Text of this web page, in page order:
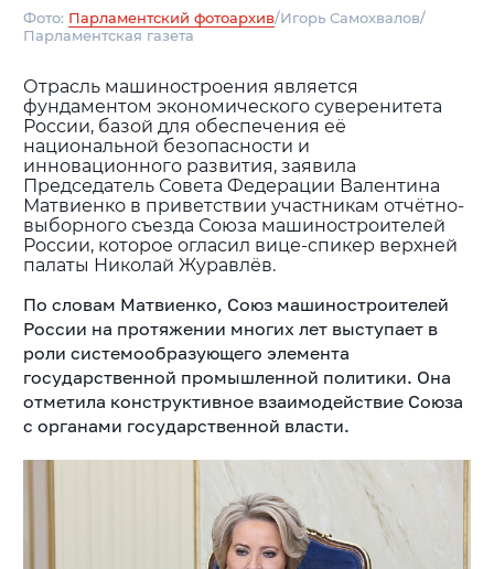
Фото: Парламентский фотоархив/Игорь Самохвалов/
Парламентская газета
Отрасль машиностроения является
фундаментом экономического суверенитета
России, базой для обеспечения её
национальной безопасности и
инновационного развития, заявила
Председатель Совета Федерации Валентина
Матвиенко в приветствии участникам отчётно-
выборного съезда Союза машиностроителей
России, которое огласил вице-спикер верхней
палаты Николай Журавлёв.
По словам Матвиенко, Союз машиностроителей
России на протяжении многих лет выступает в
роли системообразующего элемента
государственной промышленной политики. Она
отметила конструктивное взаимодействие Союза
с органами государственной власти.